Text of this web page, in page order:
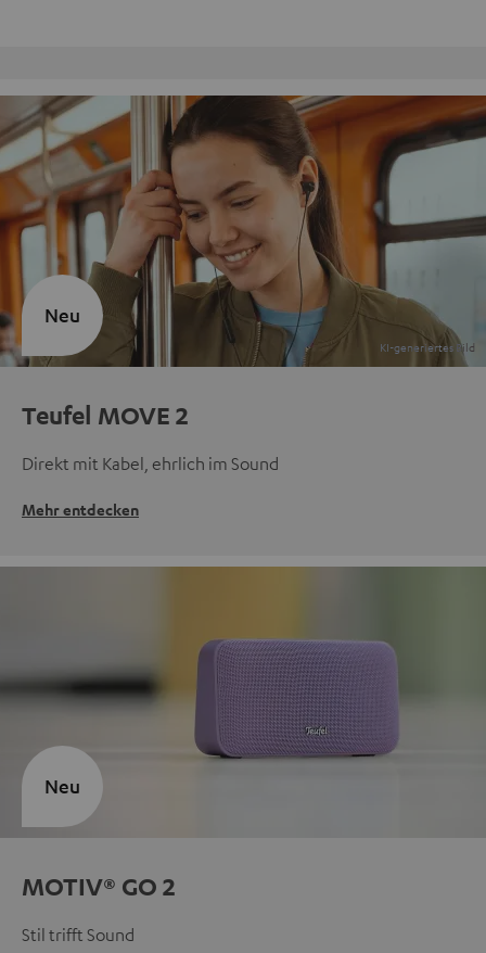
Teufel MOVE 2
Direkt mit Kabel, ehrlich im Sound
Mehr entdecken
Neu
MOTIV® GO 2
Stil trifft Sound
Neu